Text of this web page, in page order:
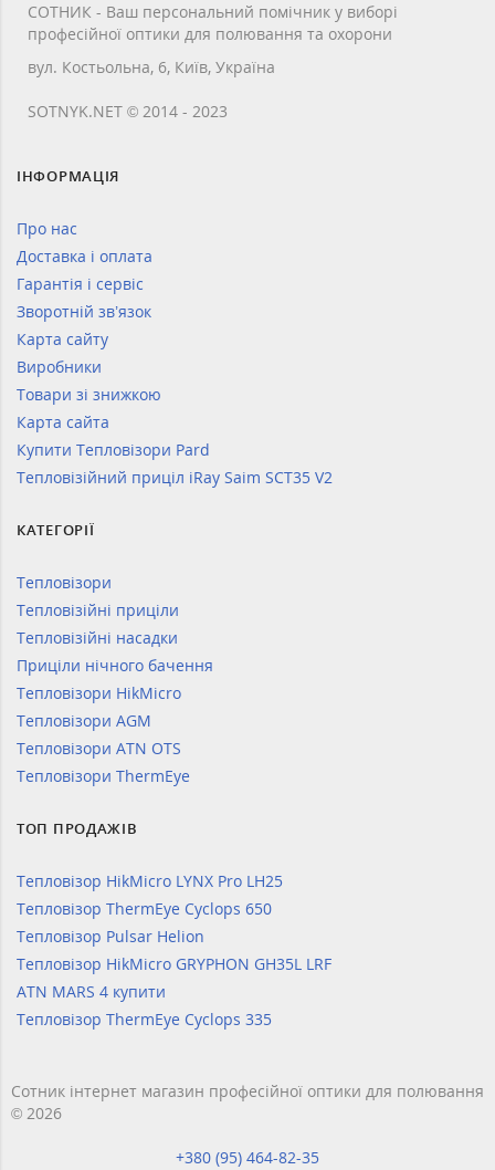
СОТНИК - Ваш персональний помічник у виборі
професійної оптики для полювання та охорони
вул. Костьольна, 6, Київ, Україна
SOTNYK.NET © 2014 - 2023
ІНФОРМАЦІЯ
Про нас
Доставка і оплата
Гарантія і сервіс
Зворотній зв’язок
Карта сайту
Виробники
Товари зі знижкою
Карта сайта
Купити Тепловізори Pard
Тепловізійний приціл iRay Saim SCT35 V2
КАТЕГОРІЇ
Тепловізори
Тепловізійні приціли
Тепловізійні насадки
Приціли нічного бачення
Тепловізори HikMicro
Тепловізори AGM
Тепловізори ATN OTS
Тепловізори ThermEye
ТОП ПРОДАЖІВ
Тепловізор HikMicro LYNX Pro LH25
Тепловізор ThermEye Cyclops 650
Тепловізор Pulsar Helion
Тепловізор HikMicro GRYPHON GH35L LRF
ATN MARS 4 купити
Тепловізор ThermEye Cyclops 335
Сотник інтернет магазин професійної оптики для полювання
© 2026
+380 (95) 464-82-35